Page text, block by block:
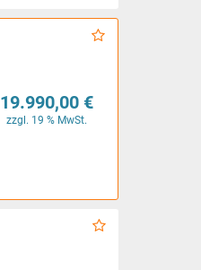
19.990,00 €
zzgl. 19 % MwSt.